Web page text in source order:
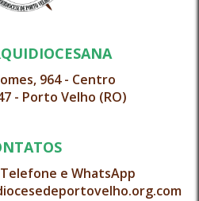
964 - Centro
- Porto Velho (RO)
e WhatsApp